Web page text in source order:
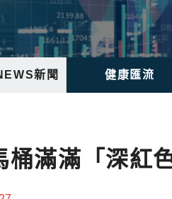
新聞 健康匯流
桶滿滿「深紅